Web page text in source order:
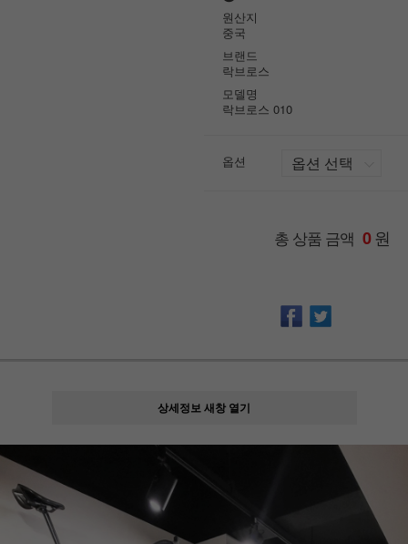
원산지
중국
브랜드
락브로스
모델명
락브로스 010
옵션
총 상품 금액 0원
상세정보 새창 열기